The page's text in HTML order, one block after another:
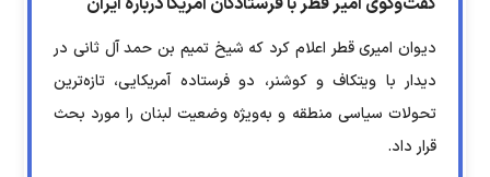
دیوان امیری قطر اعلام کرد که شیخ تمیم بن حمد آل ثانی در
دیدار با ویتکاف و کوشنر، دو فرستاده آمریکایی، تازه‌ترین
تحولات سیاسی منطقه و به‌ویژه وضعیت لبنان را مورد بحث
قرار داد.